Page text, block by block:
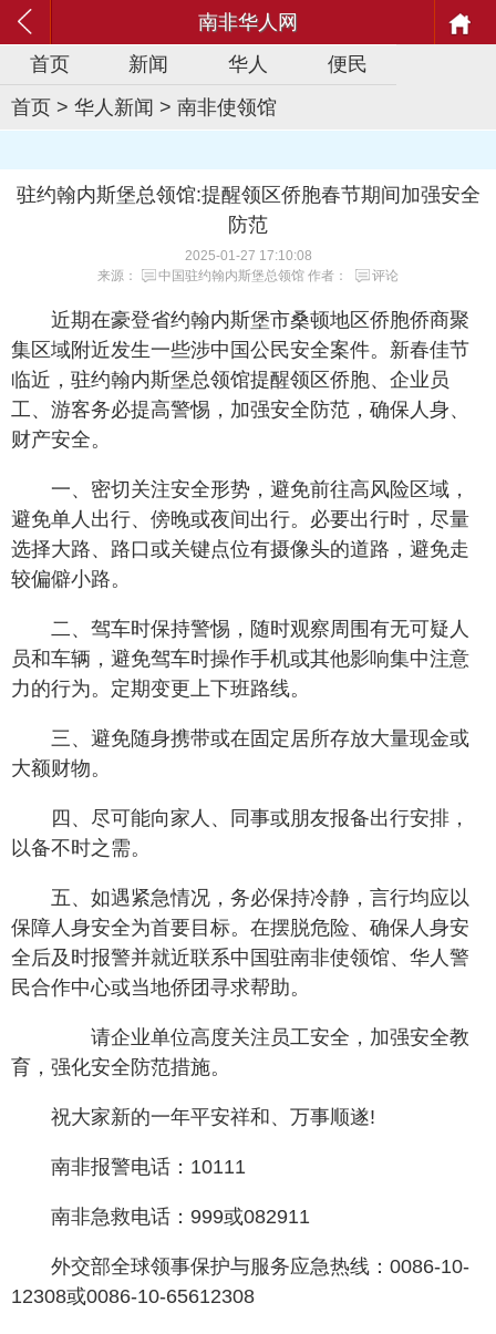
南非华人网
首页
新闻 华人
便民
首页 > 华人新闻 > 南非使领馆
驻约翰内斯堡总领馆:提醒领区侨胞春节期间加强安全
防范
2025-01-27 17:10:08
来源：
中国驻约翰内斯堡总领馆 作者： 评论
近期在豪登省约翰内斯堡市桑顿地区侨胞侨商聚
集区域附近发生一些涉中国公民安全案件。新春佳节
临近，驻约翰内斯堡总领馆提醒领区侨胞、企业员
工、游客务必提高警惕，加强安全防范，确保人身、
财产安全。
一、密切关注安全形势，避免前往高风险区域，
避免单人出行、傍晚或夜间出行。必要出行时，尽量
选择大路、路口或关键点位有摄像头的道路，避免走
较偏僻小路。
二、驾车时保持警惕，随时观察周围有无可疑人
员和车辆，避免驾车时操作手机或其他影响集中注意
力的行为。定期变更上下班路线。
三、避免随身携带或在固定居所存放大量现金或
大额财物。
四、尽可能向家人、同事或朋友报备出行安排，
以备不时之需。
五、如遇紧急情况，务必保持冷静，言行均应以
保障人身安全为首要目标。在摆脱危险、确保人身安
全后及时报警并就近联系中国驻南非使领馆、华人警
民合作中心或当地侨团寻求帮助。
请企业单位高度关注员工安全，加强安全教
育，强化安全防范措施。
祝大家新的一年平安祥和、万事顺遂!
南非报警电话：10111
南非急救电话：999或082911
外交部全球领事保护与服务应急热线：0086-10-
12308或0086-10-65612308